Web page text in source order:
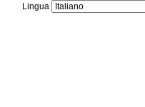
Lingua